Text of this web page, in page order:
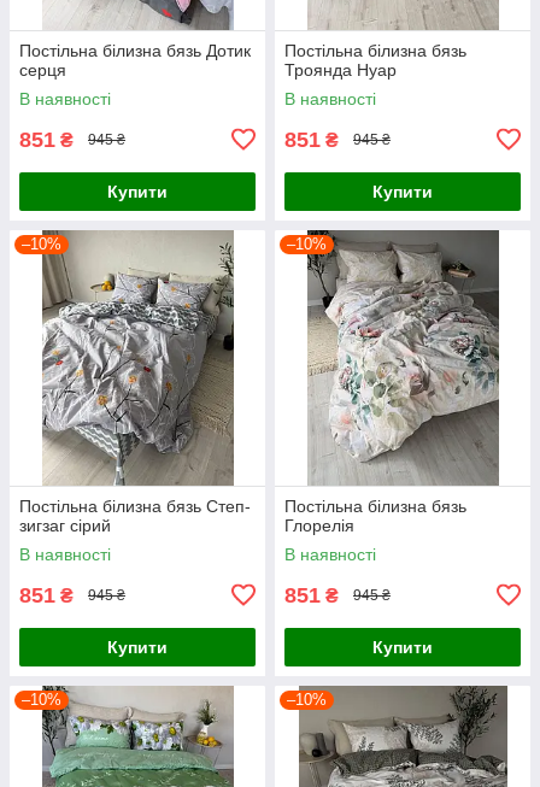
Постільна білизна бязь Дотик
серця
В наявності
851 ₴ 945 ₴
Купити
Постільна білизна бязь
Троянда Нуар
В наявності
851 ₴ 945 ₴
Купити
–10%
Постільна білизна бязь Степ-
зигзаг сірий
В наявності
851 ₴ 945 ₴
Купити
–10%
Постільна білизна бязь
Глорелія
В наявності
851 ₴ 945 ₴
Купити
–10% –10%